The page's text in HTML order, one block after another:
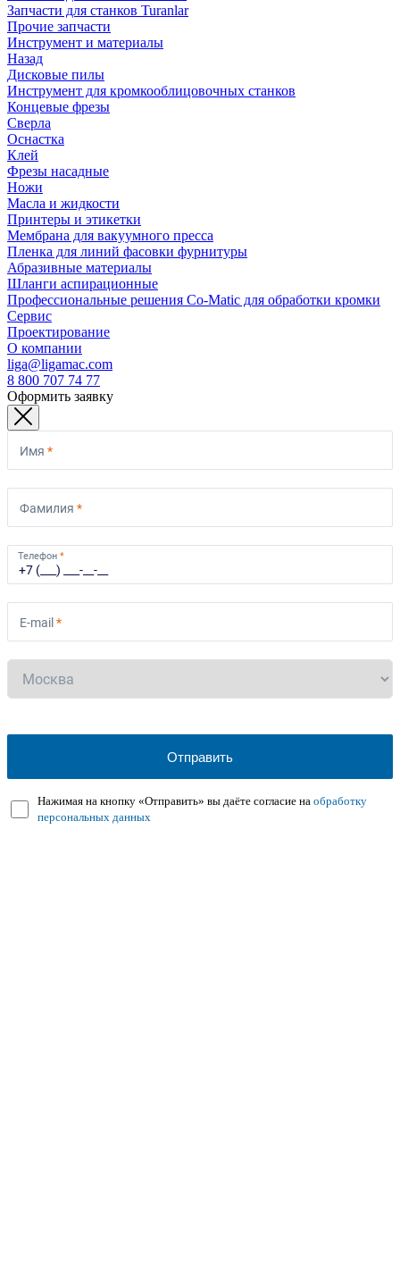
Запчасти для станков Turanlar
Прочие запчасти
Инструмент и материалы
Назад
Дисковые пилы
Инструмент для кромкооблицовочных станков
Концевые фрезы
Сверла
Оснастка
Клей
Фрезы насадные
Ножи
Масла и жидкости
Принтеры и этикетки
Мембрана для вакуумного пресса
Пленка для линий фасовки фурнитуры
Абразивные материалы
Шланги аспирационные
Профессиональные решения Co-Matic для обработки кромки
Сервис
Проектирование
О компании
liga@ligamac.com
8 800 707 74 77
Оформить заявку
Имя *
Фамилия *
Телефон *
E-mail *
Нажимая на кнопку «Отправить» вы даёте согласие на обработку
персональных данных